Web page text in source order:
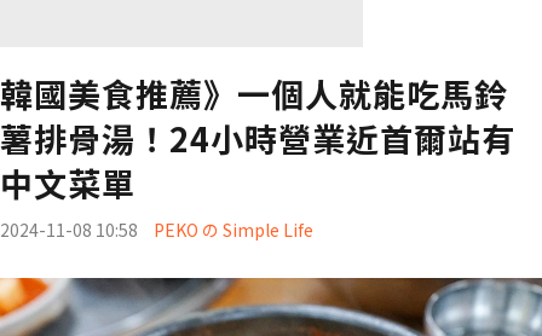
韓國美食推薦》一個人就能吃馬鈴
薯排骨湯！24小時營業近首爾站有
中文菜單
2024-11-08 10:58 PEKO の Simple Life